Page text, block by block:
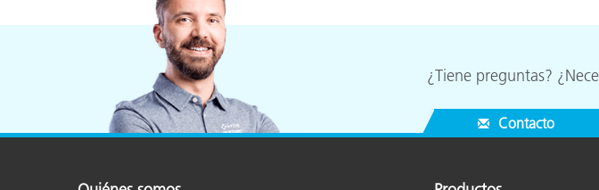
Plásticos Fabricantes de Cosméticos
¿Tiene preguntas?
Contacto